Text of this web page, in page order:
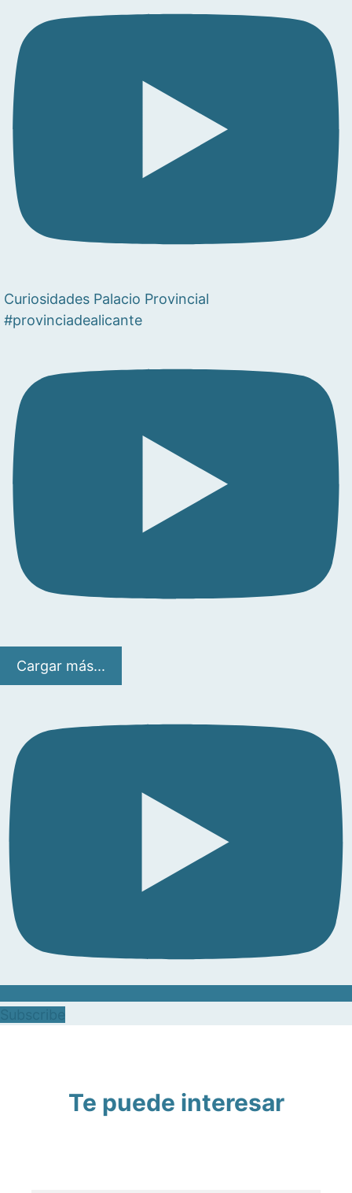
Curiosidades Palacio Provincial
#provinciadealicante
Cargar más...
Te puede interesar